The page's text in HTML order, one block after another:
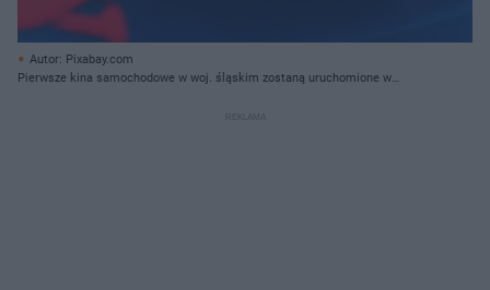
Autor: Pixabay.com
Pierwsze kina samochodowe w woj. śląskim zostaną uruchomione w